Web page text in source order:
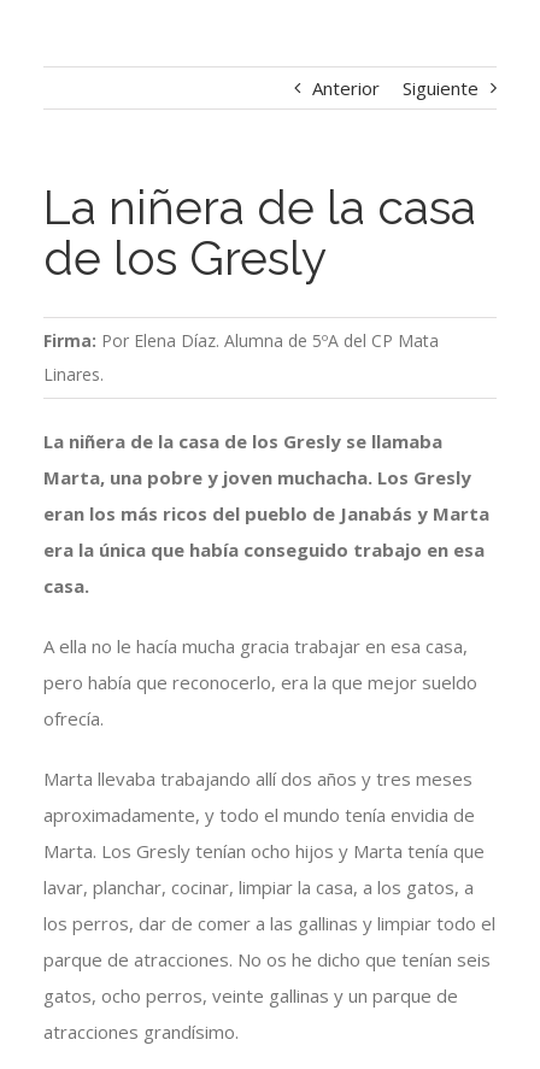
Anterior Siguiente
La niñera de la casa
de los Gresly
Firma: Por Elena Díaz. Alumna de 5ºA del CP Mata
Linares.
La niñera de la casa de los Gresly se llamaba
Marta, una pobre y joven muchacha. Los Gresly
eran los más ricos del pueblo de Janabás y Marta
era la única que había conseguido trabajo en esa
casa.
A ella no le hacía mucha gracia trabajar en esa casa,
pero había que reconocerlo, era la que mejor sueldo
ofrecía.
Marta llevaba trabajando allí dos años y tres meses
aproximadamente, y todo el mundo tenía envidia de
Marta. Los Gresly tenían ocho hijos y Marta tenía que
lavar, planchar, cocinar, limpiar la casa, a los gatos, a
los perros, dar de comer a las gallinas y limpiar todo el
parque de atracciones. No os he dicho que tenían seis
gatos, ocho perros, veinte gallinas y un parque de
atracciones grandísimo.